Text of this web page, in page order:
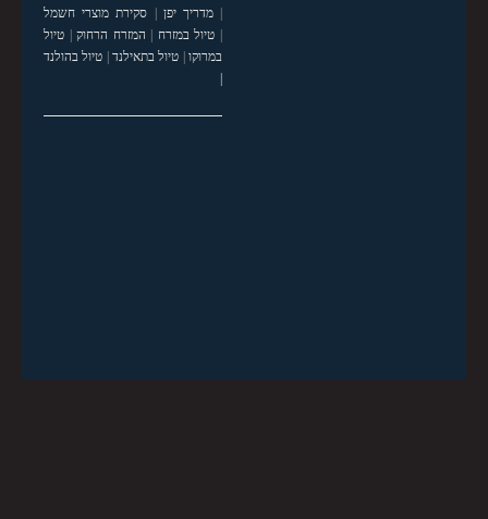
|מדריך יפן | סקירת מוצרי חשמל
| טיול במזרח | המזרח הרחוק| טיול
במרוקו| טיול בתאילנד| טיול בהולנד
|